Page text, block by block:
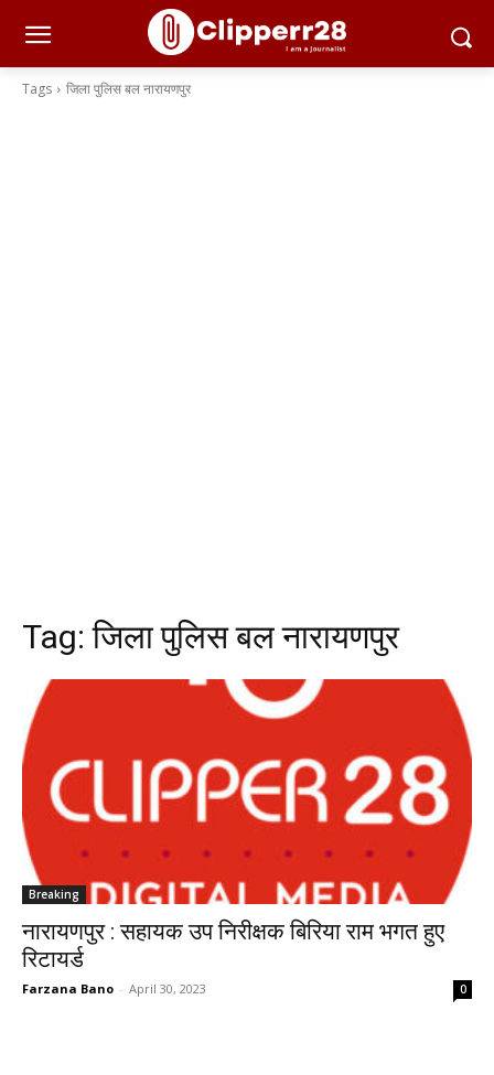
Tags जिला पुलिस बल नारायणपुर
Tag:जिला पुलिस बल नारायणपुर
Breaking
नारायणपुर : सहायक उप निरीक्षक बिरिया राम भगत हुए
रिटायर्ड
Farzana Bano - April 30, 2023 0